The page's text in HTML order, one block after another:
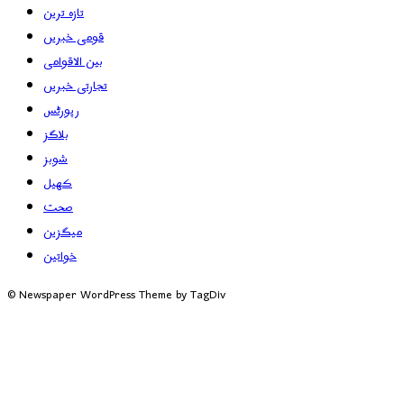
تازہ ترین
قومی خبریں
بین الاقوامی
تجارتی خبریں
رپورٹس
بلاگز
شوبز
کھیل
صحت
میگزین
خواتین
© Newspaper WordPress Theme by TagDiv